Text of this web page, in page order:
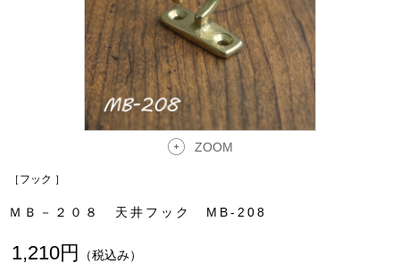
ZOOM
［フック ］
ＭＢ－２０８ 天井フック MB-208
1,210円
（税込み）